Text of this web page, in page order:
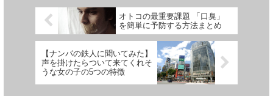
オトコの最重要課題 「口臭」
を簡単に予防する方法まとめ
【ナンパの鉄人に聞いてみた】
声を掛けたらついて来てくれそ
うな女の子の5つの特徴